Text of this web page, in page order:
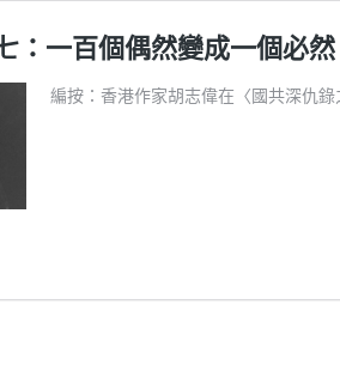
：一百個偶然變成一個必然
編按：香港作家胡志偉在〈國共深仇